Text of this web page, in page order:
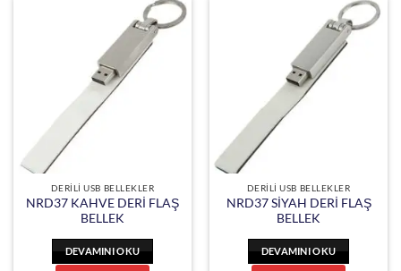
DERİLİ USB BELLEKLER
NRD37 KAHVE DERİ FLAŞ
BELLEK
DEVAMINI OKU
DERİLİ USB BELLEKLER
NRD37 SİYAH DERİ FLAŞ
BELLEK
DEVAMINI OKU